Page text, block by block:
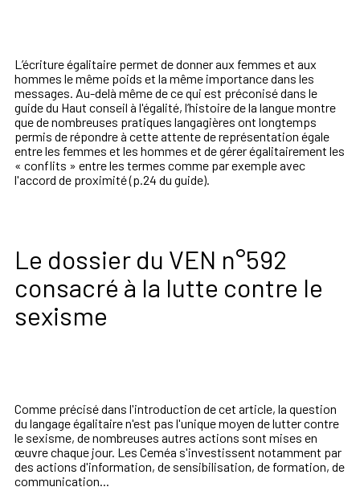
L’écritureégalitaire permet dedonneraux femmes et aux
hommes lemême poids et la même importance dans les
messages. Au-delà même dece qui est préconisé dans le
guide du Haut conseil à l'égalité, l’histoire de la langue montre
que de nombreuses pratiques langagières ont longtemps
permis derépondre à cette attentedereprésentation égale
entreles femmes et les hommes et degérerégalitairement les
« conflits » entre les termes comme par exemple avec
l'accord de proximité (p.24 du guide).
Le dossier du VEN n°592
consacré à la lutte contre le
sexisme
Comme précisé dans l'introduction de cet article, la question
du langage égalitaire n'est pas l'unique moyen de lutter contre
le sexisme, de nombreuses autres actions sont mises en
œuvrechaque jour. Les Ceméa s'investissent notamment par
des actions d'information, de sensibilisation, de formation, de
communication...